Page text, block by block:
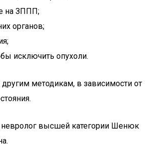
на ЗППП;
органов;
исключить опухоли.
методикам, в зависимости от
невролог высшей категории Шенюк